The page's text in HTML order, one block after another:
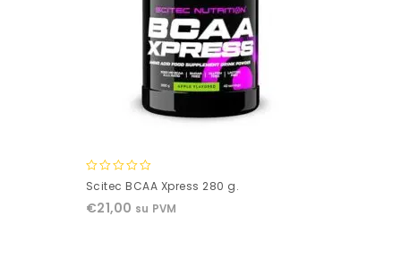
0
of
Scitec BCAA Xpress 280 g.
€21,00 su PVM